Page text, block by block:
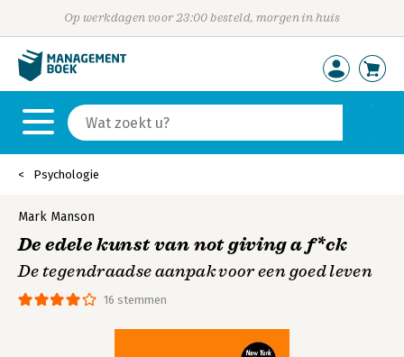
Op werkdagen voor 23:00 besteld, morgen in huis
Psychologie
16 stemmen
Mark Manson
De edele kunst van not giving a f*ck
De tegendraadse aanpak voor een goed leven